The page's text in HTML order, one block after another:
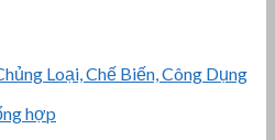
Loại, Chế Biến, Công Dụng